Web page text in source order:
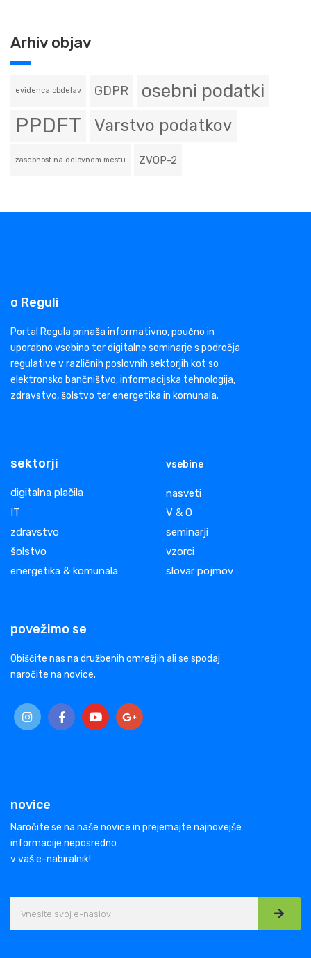
Arhiv objav
evidenca obdelav GDPR osebni podatki
PPDFT Varstvo podatkov
zasebnost na delovnem mestu ZVOP-2
o Reguli
Portal Regula prinaša informativno, poučno in
uporabno vsebino ter digitalne seminarje s področja
regulative v različnih poslovnih sektorjih kot so
elektronsko bančništvo, informacijska tehnologija,
zdravstvo, šolstvo ter energetika in komunala.
sektorji
digitalna plačila
IT
zdravstvo
šolstvo
energetika & komunala
vsebine
nasveti
V & O
seminarji
vzorci
slovar pojmov
povežimo se
Obiščite nas na družbenih omrežjih ali se spodaj
naročite na novice.
novice
Naročite se na naše novice in prejemajte najnovejše
informacije neposredno
v vaš e-nabiralnik!